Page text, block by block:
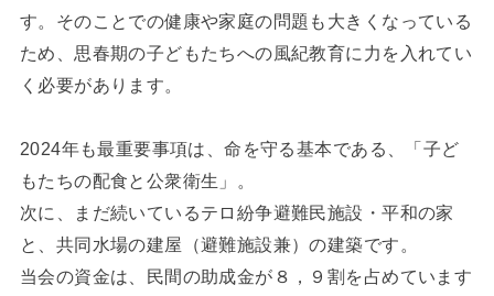
す。そのことでの健康や家庭の問題も大きくなっている
ため、思春期の子どもたちへの風紀教育に力を入れてい
く必要があります。
2024年も最重要事項は、命を守る基本である、「子ど
もたちの配食と公衆衛生」。
次に、まだ続いているテロ紛争避難民施設・平和の家
と、共同水場の建屋（避難施設兼）の建築です。
当会の資金は、民間の助成金が８，９割を占めています